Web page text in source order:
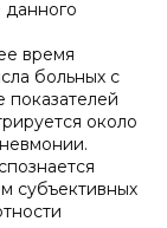
данного
время
больных с
показателей
около
субъективных